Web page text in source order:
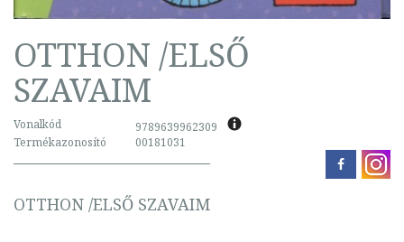
OTTHON /ELSŐ
SZAVAIM
Vonalkód
9789639962309
Termékazonosító
00181031
OTTHON /ELSŐ SZAVAIM